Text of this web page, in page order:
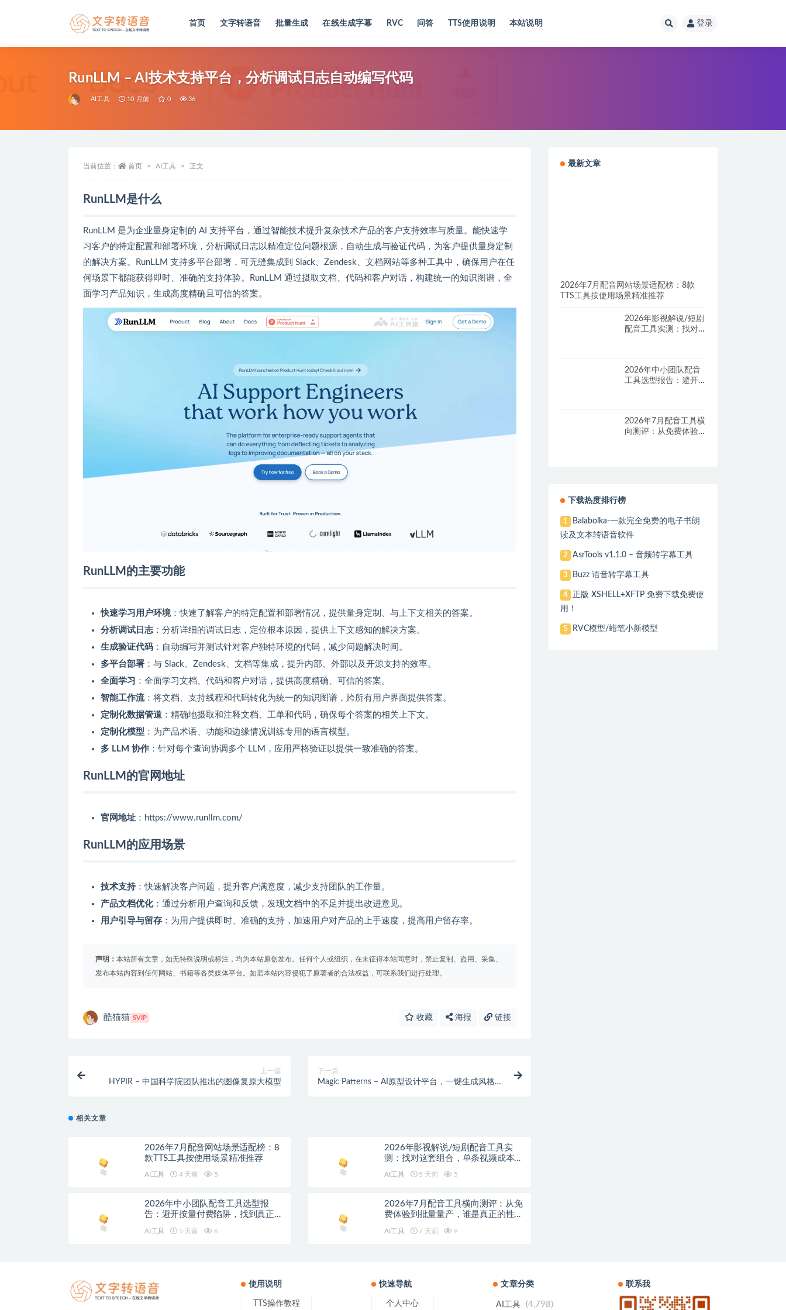
首页 文字转语音 批量生成 在线生成字幕 RVC 问答 TTS使用说明 本站说明 登录
RunLLM – AI技术支持平台，分析调试日志自动编写代码
AI工具 10 月前 0 36
当前位置： 首页 AI工具 正文
RunLLM是什么
RunLLM 是为企业量身定制的 AI 支持平台，通过智能技术提升复杂技术产品的客户支持效率与质量。能快速学
习客户的特定配置和部署环境，分析调试日志以精准定位问题根源，自动生成与验证代码，为客户提供量身定制
的解决方案。RunLLM 支持多平台部署，可无缝集成到 Slack、Zendesk、文档网站等多种工具中，确保用户在任
何场景下都能获得即时、准确的支持体验。RunLLM 通过摄取文档、代码和客户对话，构建统一的知识图谱，全
面学习产品知识，生成高度精确且可信的答案。
RunLLM的主要功能
快速学习用户环境：快速了解客户的特定配置和部署情况，提供量身定制、与上下文相关的答案。
分析调试日志 ：分析详细的调试日志，定位根本原因，提供上下文感知的解决方案。
生成验证代码 ：自动编写并测试针对客户独特环境的代码，减少问题解决时间。
多平台部署 ：与 Slack、Zendesk、文档等集成，提升内部、外部以及开源支持的效率。
全面学习 ：全面学习文档、代码和客户对话，提供高度精确、可信的答案。
智能工作流：将文档、支持线程和代码转化为统一的知识图谱，跨所有用户界面提供答案。
定制化数据管道 ：精确地摄取和注释文档、工单和代码，确保每个答案的相关上下文。
定制化模型 ：为产品术语、功能和边缘情况训练专用的语言模型。
多 LLM 协作 ：针对每个查询协调多个 LLM，应用严格验证以提供一致准确的答案。
RunLLM的官网地址
官网地址 ：https://www.runllm.com/
RunLLM的应用场景
技术支持：快速解决客户问题，提升客户满意度，减少支持团队的工作量。
产品文档优化：通过分析用户查询和反馈，发现文档中的不足并提出改进意见。
用户引导与留存 ：为用户提供即时、准确的支持，加速用户对产品的上手速度，提高用户留存率。
声明： 本站所有文章，如无特殊说明或标注，均为本站原创发布。任何个人或组织，在未征得本站同意时，禁止复制、盗用、采集、
发布本站内容到任何网站、书籍等各类媒体平台。如若本站内容侵犯了原著者的合法权益，可联系我们进行处理。
酷猫猫 SVIP 收藏 海报 链接
上一篇
HYPIR – 中国科学院团队推出的图像复原大模型
下一篇
Magic Patterns – AI原型设计平台，一键生成风格一
相关文章
2026年7月配音网站场景适配榜：8
款TTS工具按使用场景精准推荐
AI工具 4 天前 5
2026年影视解说/短剧配音工具实
测：找对这套组合，单条视频成本直
AI工具 5 天前 5
2026年中小团队配音工具选型报
告：避开按量付费陷阱，找到真正的
AI工具 5 天前 6
2026年7月配音工具横向测评：从免
费体验到批量量产，谁是真正的性价
AI工具 7 天前 9
最新文章
2026年7月配音网站场景适配榜：8款
TTS工具按使用场景精准推荐
2026年影视解说/短剧
配音工具实测：找对
2026年中小团队配音
工具选型报告：避开
2026年7月配音工具横
向测评：从免费体验
下载热度排行榜
1
Balabolka-一款完全免费的电子书朗
读及文本转语音软件
2 AsrTools v1.1.0 – 音频转字幕工具
3 Buzz 语音转字幕工具
4
正版 XSHELL+XFTP 免费下载免费使
用！
5 RVC模型/蜡笔小新模型
使用说明
TTS操作教程
快速导航
个人中心
文章分类
AI工具 (4,798)
联系我